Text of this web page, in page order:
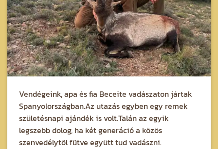
Vendégeink, apa és fia Beceite vadászaton jártak
Spanyolországban.Az utazás egyben egy remek
születésnapi ajándék is volt.Talán az egyik
legszebb dolog, ha két generáció a közös
szenvedélytől fűtve együtt tud vadászni.